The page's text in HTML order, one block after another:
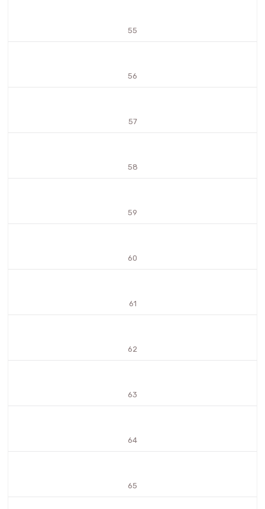
55
56
57
58
59
60
61
62
63
64
65